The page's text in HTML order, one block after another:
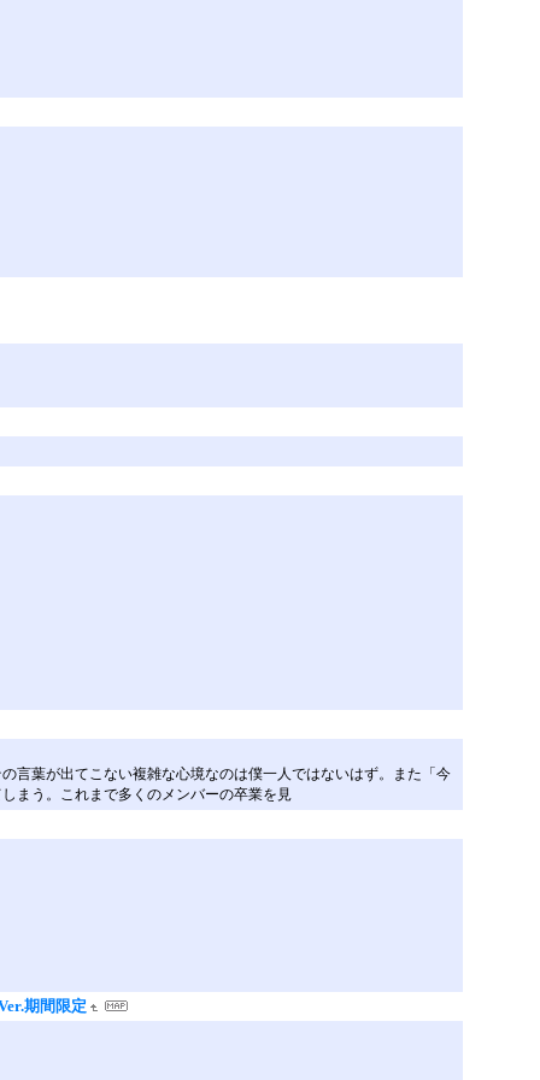
言葉が出てこない複雑な心境なのは僕一人ではないはず。また「今
まう。これまで多くのメンバーの卒業を見
期間限定